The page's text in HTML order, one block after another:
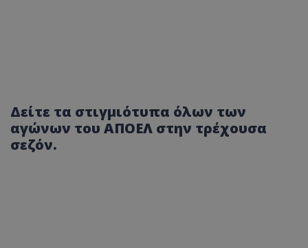
Δείτε τα στιγμιότυπα όλων των
αγώνων του ΑΠΟΕΛ στην τρέχουσα
σεζόν.